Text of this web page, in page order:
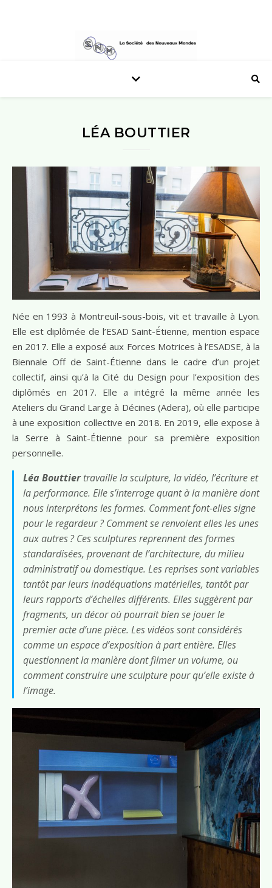
LÉA BOUTTIER
Née en 1993 à Montreuil-sous-bois, vit et travaille à Lyon.
Elle est diplômée de l’ESAD Saint-Étienne, mention espace
en 2017. Elle a exposé aux Forces Motrices à l’ESADSE, à la
Biennale Off de Saint-Étienne dans le cadre d’un projet
collectif, ainsi qu’à la Cité du Design pour l’exposition des
diplômés en 2017. Elle a intégré la même année les
Ateliers du Grand Large à Décines (Adera), où elle participe
à une exposition collective en 2018. En 2019, elle expose à
la Serre à Saint-Étienne pour sa première exposition
personnelle.
Léa Bouttiertravaille la sculpture, la vidéo, l’écriture et
la performance. Elle s’interroge quant à la manière dont
nous interprétons les formes. Comment font-elles signe
pour le regardeur ? Comment se renvoient elles les unes
aux autres ? Ces sculptures reprennent des formes
standardisées, provenant de l’architecture, du milieu
administratif ou domestique. Les reprises sont variables
tantôt par leurs inadéquations matérielles, tantôt par
leurs rapports d’échelles différents. Elles suggèrent par
fragments, un décor où pourrait bien se jouer le
premier acte d’une pièce. Les vidéos sont considérés
comme un espace d’exposition à part entière. Elles
questionnent la manière dont filmer un volume, ou
comment construire une sculpture pour qu’elle existe à
l’image.